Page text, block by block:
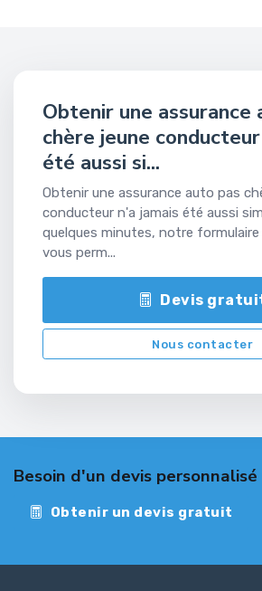
Obtenir une assurance
chère jeune
été aussi si...
Obtenir une assurance auto pas
conducteur n'a jamais été aussi
quelques minutes, notre
vous perm...
Devis
Nous contacter
Besoin d'un devis personnalisé
Obtenir un devis gratuit